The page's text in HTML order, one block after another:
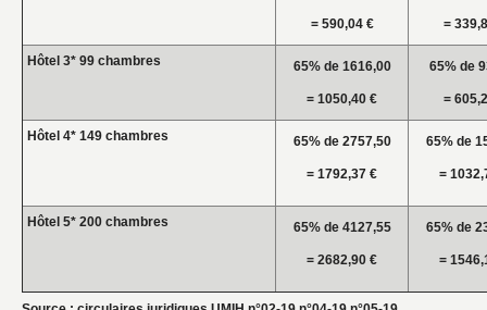
= 590,04 € =
Hôtel 3* 99 chambres 65% de 1616,00
= 1050,40 €
65% de
=
Hôtel 4* 149 chambres 65% de 2757,50
= 1792,37 €
65% de
=
Hôtel 5* 200 chambres 65% de 4127,55
= 2682,90 €
65% de
=